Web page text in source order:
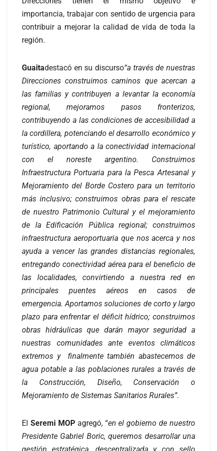
importancia, trabajar con sentido de urgencia para
contribuir a mejorar la calidad de vida de toda la
región.
Guaitadestacó en su discurso“a través de nuestras
Direcciones construimos caminos que acercan a
las familias y contribuyen a levantar la economía
regional, mejoramos pasos fronterizos,
contribuyendo a las condiciones de accesibilidad a
la cordillera, potenciando el desarrollo económico y
turístico, aportando a la conectividad internacional
con el noreste argentino. Construimos
Infraestructura Portuaria para la Pesca Artesanal y
Mejoramiento del Borde Costero para un territorio
más inclusivo; construimos obras para el rescate
de nuestro Patrimonio Cultural y el mejoramiento
de la Edificación Pública regional; construimos
infraestructura aeroportuaria que nos acerca y nos
ayuda a vencer las grandes distancias regionales,
entregando conectividad aérea para el beneficio de
las localidades, convirtiendo a nuestra red en
principales puentes aéreos en casos de
emergencia. Aportamos soluciones de corto y largo
plazo para enfrentar el déficit hídrico; construimos
obras hidráulicas que darán mayor seguridad a
nuestras comunidades ante eventos climáticos
extremos y finalmente también abastecemos de
agua potable a las poblaciones rurales a través de
la Construcción, Diseño, Conservación o
Mejoramiento de Sistemas Sanitarios Rurales”.
El Seremi MOPagregó, “en el gobierno de nuestro
Presidente Gabriel Boric, queremos desarrollar una